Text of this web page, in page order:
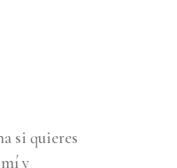
si quieres
y